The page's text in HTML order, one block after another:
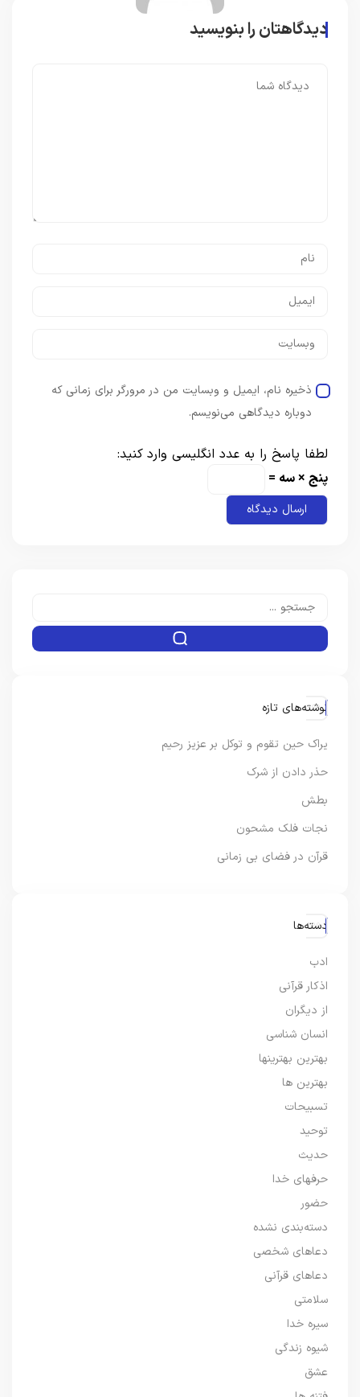
دیدگاهتان را بنویسید
ذخیره نام، ایمیل و وبسایت من در مرورگر برای زمانی که
دوباره دیدگاهی می‌نویسم.
لطفا پاسخ را به عدد انگلیسی وارد کنید:
پنج × سه =
نوشته‌های تازه
یراک حین تقوم و توکل بر عزیز رحیم
حذر دادن از شرک
بطش
نجات فلک مشحون
قرآن در فضای بی زمانی
دسته‌ها
ادب
اذکار قرآنی
از دیگران
انسان شناسی
بهترین بهترینها
بهترین ها
تسبیحات
توحید
حدیث
حرفهای خدا
حضور
دسته‌بندی نشده
دعاهای شخصی
دعاهای قرآنی
سلامتی
سیره خدا
شیوه زندگی
عشق